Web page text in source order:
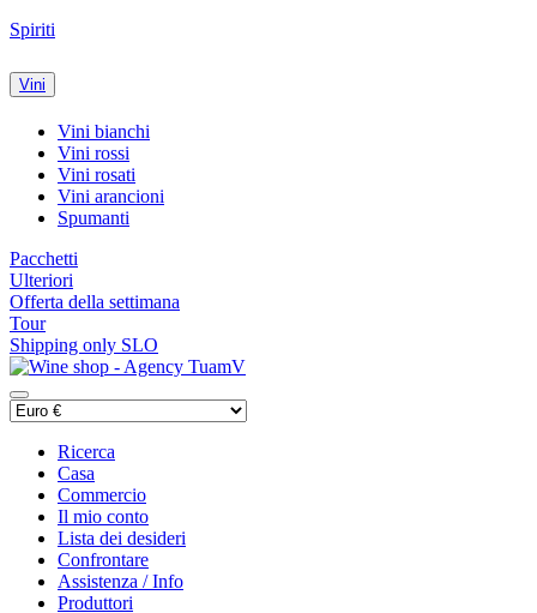
Spiriti
Vini
Vini bianchi
Vini rossi
Vini rosati
Vini arancioni
Spumanti
Pacchetti
Ulteriori
Offerta della settimana
Tour
Shipping only SLO
Ricerca
Casa
Commercio
Il mio conto
Lista dei desideri
Confrontare
Assistenza / Info
Produttori